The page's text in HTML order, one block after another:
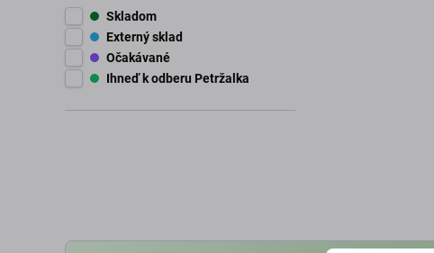
Skladom
Externý sklad
Očakávané
Ihneď k odberu Petržalka